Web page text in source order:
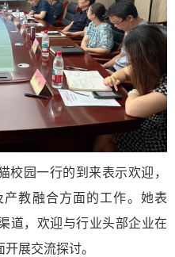
校园一行的到来表示欢迎，
教融合方面的工作。她表
道，欢迎与行业头部企业在
展交流探讨。